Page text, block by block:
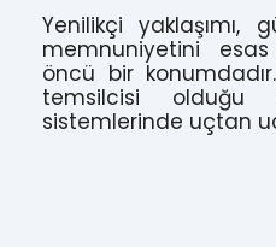
Yenilikçi yaklaşımı,
memnuniyetini
öncü bir
temsilcisi olduğu
sistemlerinde uçtan